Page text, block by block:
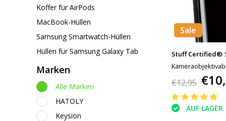
Koffer für AirPods
MacBook-Hüllen
Samsung Smartwatch-Hüllen
Hüllen für Samsung Galaxy Tab
Marken
Alle Marken
HATOLY
Keysion
Sale
Stuff Certified®
Glas -
€12,95
AUF LAGER